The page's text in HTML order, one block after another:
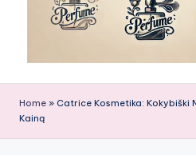
Home » Catrice Kosmetika: Kokybiški
Kainą